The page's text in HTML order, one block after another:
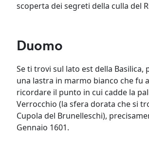
scoperta dei segreti della culla del
Duomo
Se ti trovi sul lato est della Basilica,
una lastra in marmo bianco che fu
ricordare il punto in cui cadde la
Verrocchio (la sfera dorata che si
Cupola del Brunelleschi),
Gennaio 1601.